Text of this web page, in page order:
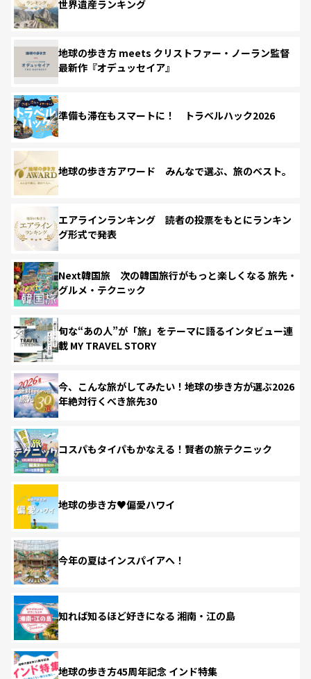
世界遺産ランキング
地球の歩き方 meets クリストファー・ノーラン監督
最新作『オデュッセイア』
準備も滞在もスマートに！ トラベルハック2026
地球の歩き方アワード みんなで選ぶ、旅のベスト。
エアラインランキング 読者の投票をもとにランキン
グ形式で発表
Next韓国旅 次の韓国旅行がもっと楽しくなる 旅先・
グルメ・テクニック
旬な“あの人”が「旅」をテーマに語るインタビュー連
載 MY TRAVEL STORY
今、こんな旅がしてみたい！地球の歩き方が選ぶ2026
年絶対行くべき旅先30
コスパもタイパもかなえる！賢者の旅テクニック
地球の歩き方♥偏愛ハワイ
今年の夏はインスパイアへ！
知れば知るほど好きになる 湘南・江の島
地球の歩き方45周年記念 インド特集